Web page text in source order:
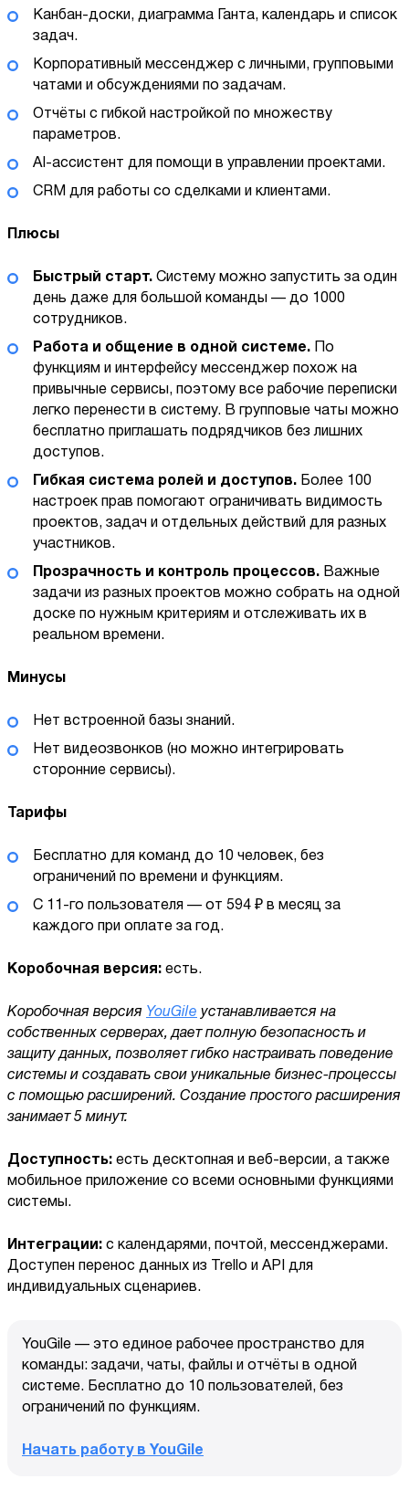
Канбан-доски, диаграмма Ганта, календарь и список
задач.
Корпоративный мессенджер с личными, групповыми
чатами и обсуждениями по задачам.
Отчёты с гибкой настройкой по множеству
параметров.
AI-ассистент для помощи в управлении проектами.
CRM для работы со сделками и клиентами.
Плюсы
Быстрый старт. Систему можно запустить за один
день даже для большой команды — до 1000
сотрудников.
Работа и общение в одной системе. По
функциям и интерфейсу мессенджер похож на
привычные сервисы, поэтому все рабочие переписки
легко перенести в систему. В групповые чаты можно
бесплатно приглашать подрядчиков без лишних
доступов.
Гибкая система ролей и доступов. Более 100
настроек прав помогают ограничивать видимость
проектов, задач и отдельных действий для разных
участников.
Прозрачность и контроль процессов. Важные
задачи из разных проектов можно собрать на одной
доске по нужным критериям и отслеживать их в
реальном времени.
Минусы
Нет встроенной базы знаний.
Нет видеозвонков (но можно интегрировать
сторонние сервисы).
Тарифы
Бесплатно для команд до 10 человек, без
ограничений по времени и функциям.
С 11-го пользователя — от 594 ₽ в месяц за
каждого при оплате за год.
Коробочная версия: есть.
Коробочная версия YouGile устанавливается на
собственных серверах, дает полную безопасность и
защиту данных, позволяет гибко настраивать поведение
системы и создавать свои уникальные бизнес-процессы
с помощью расширений. Создание простого расширения
занимает 5 минут.
Доступность: есть десктопная и веб-версии, а также
мобильное приложение со всеми основными функциями
системы.
Интеграции: с календарями, почтой, мессенджерами.
Доступен перенос данных из Trello и API для
индивидуальных сценариев.
YouGile — это единое рабочее пространство для
команды: задачи, чаты, файлы и отчёты в одной
системе. Бесплатно до 10 пользователей, без
ограничений по функциям.
Начать работу в YouGile